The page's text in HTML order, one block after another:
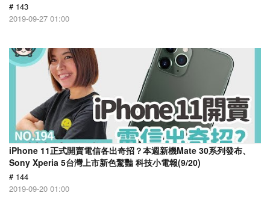
# 143
2019-09-27 01:00
iPhone 11正式開賣電信各出奇招？本週新機Mate 30系列發布、
Sony Xperia 5台灣上市新色驚豔 科技小電報(9/20)
# 144
2019-09-20 01:00